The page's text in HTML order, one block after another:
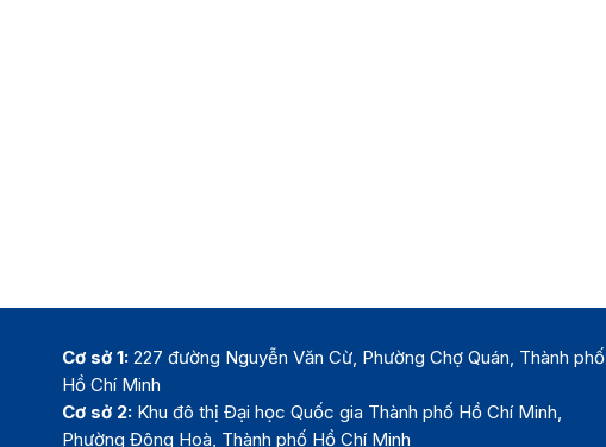
Cơ sở 1: 227 đường Nguyễn Văn Cừ, Phường Chợ Quán, Thành phố
Hồ Chí Minh
Cơ sở 2: Khu đô thị Đại học Quốc gia Thành phố Hồ Chí Minh,
Phường Đông Hoà, Thành phố Hồ Chí Minh